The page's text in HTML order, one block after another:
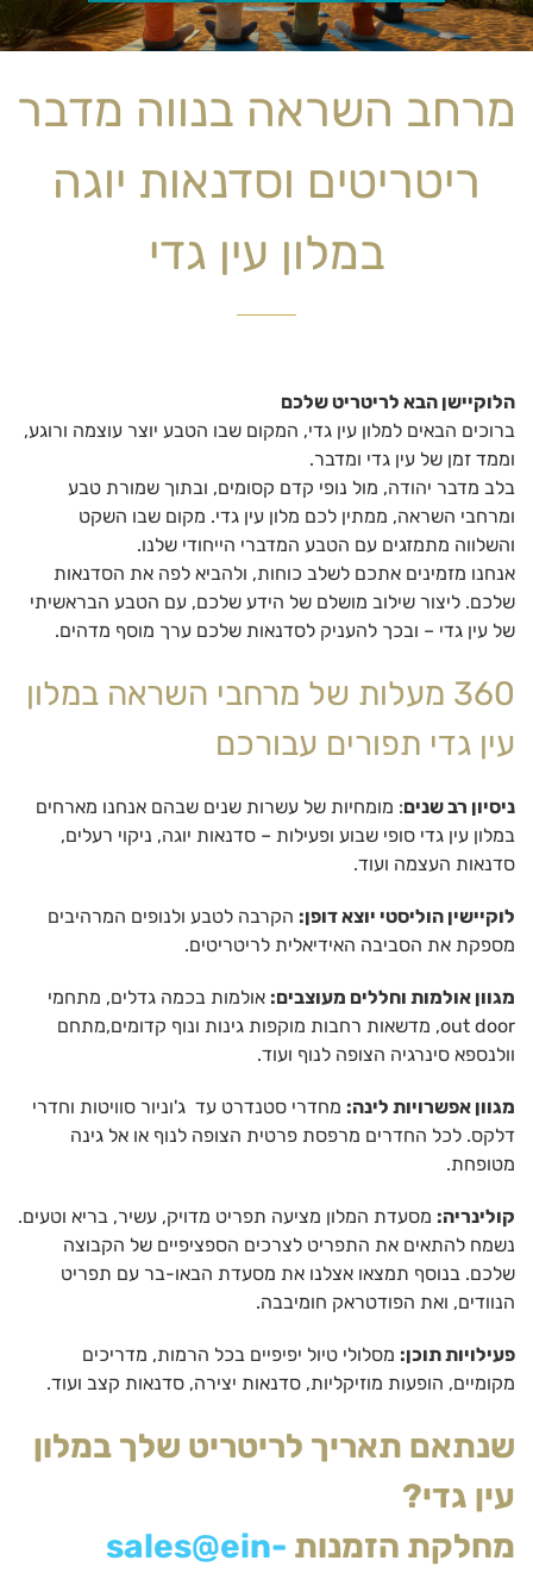
מרחב השראה בנווה מדבר
ריטריטים וסדנאות יוגה
במלון עין גדי
הלוקיישן הבא לריטריט שלכם
ברוכים הבאים למלון עין גדי, המקום שבו הטבע יוצר עוצמה ורוגע,
וממד זמן של עין גדי ומדבר.
בלב מדבר יהודה, מול נופי קדם קסומים, ובתוך שמורת טבע
ומרחבי השראה, ממתין לכם מלון עין גדי. מקום שבו השקט
והשלווה מתמזגים עם הטבע המדברי הייחודי שלנו.
אנחנו מזמינים אתכם לשלב כוחות, ולהביא לפה את הסדנאות
שלכם. ליצור שילוב מושלם של הידע שלכם, עם הטבע הבראשיתי
של עין גדי – ובכך להעניק לסדנאות שלכם ערך מוסף מדהים.
360 מעלות של מרחבי השראה במלון
עין גדי תפורים עבורכם
ניסיון רב שנים: מומחיות של עשרות שנים שבהם אנחנו מארחים
במלון עין גדי סופי שבוע ופעילות – סדנאות יוגה, ניקוי רעלים,
סדנאות העצמה ועוד.
לוקיישין הוליסטי יוצא דופן: הקרבה לטבע ולנופים המרהיבים
מספקת את הסביבה האידיאלית לריטריטים.
מגוון אולמות וחללים מעוצבים: אולמות בכמה גדלים, מתחמי
out door, מדשאות רחבות מוקפות גינות ונוף קדומים,מתחם
וולנספא סינרגיה הצופה לנוף ועוד.
מגוון אפשרויות לינה: מחדרי סטנדרט עד ג'וניור סוויטות וחדרי
דלקס. לכל החדרים מרפסת פרטית הצופה לנוף או אל גינה
מטופחת.
קולינריה: מסעדת המלון מציעה תפריט מדויק, עשיר, בריא וטעים.
נשמח להתאים את התפריט לצרכים הספציפיים של הקבוצה
שלכם. בנוסף תמצאו אצלנו את מסעדת הבאו-בר עם תפריט
הנוודים, ואת הפודטראק חומיבבה.
פעילויות תוכן: מסלולי טיול יפיפיים בכל הרמות, מדריכים
מקומיים, הופעות מוזיקליות, סדנאות יצירה, סדנאות קצב ועוד.
שנתאם תאריך לריטריט שלך במלון
עין גדי?
מחלקת הזמנות sales@ein-